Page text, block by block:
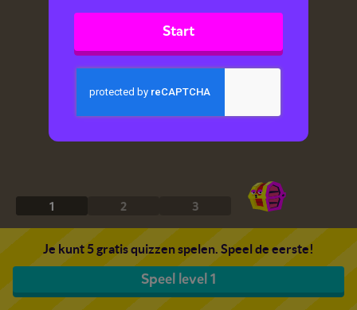
1 2 3
Je kunt 5 gratis quizzen spelen. Speel de eerste!
Speel level 1
Start